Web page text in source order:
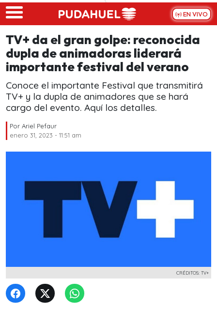
Skip to main content
EN VIVO
TV+ da el gran golpe: reconocida
dupla de animadoras liderará
importante festival del verano
Conoce el importante Festival que transmitirá
TV+ y la dupla de animadores que se hará
cargo del evento. Aquí los detalles.
Por Ariel Pefaur
enero 31, 2023 - 11:51 am
CRÉDITOS: TV+